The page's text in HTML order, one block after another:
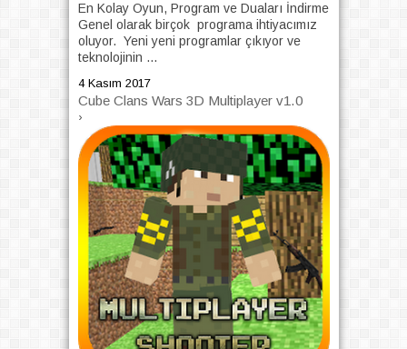
En Kolay Oyun, Program ve Duaları İndirme
Genel olarak birçok programa ihtiyacımız
oluyor. Yeni yeni programlar çıkıyor ve
teknolojinin ...
4 Kasım 2017
Cube Clans Wars 3D Multiplayer v1.0
›